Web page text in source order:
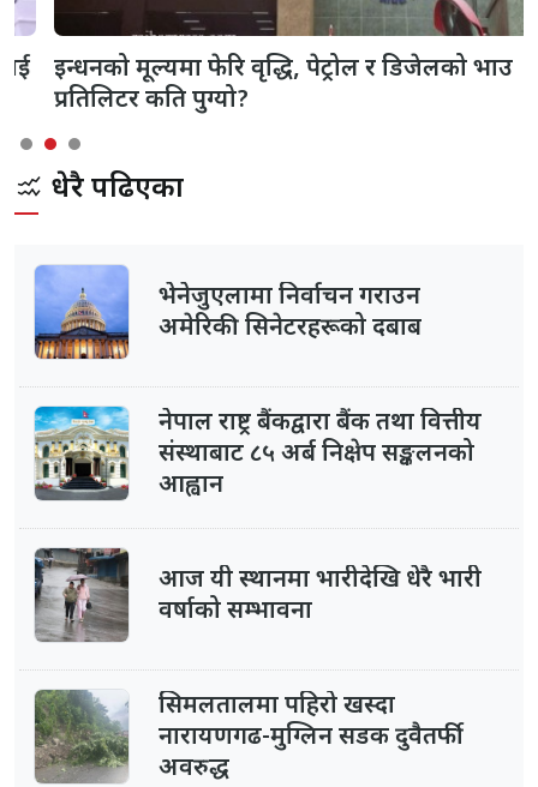
इन्धनको मूल्यमा फेरि वृद्धि, पेट्रोल र डिजेलको भाउ
प्रतिलिटर कति पुग्यो?
धेरै पढिएका
भेनेजुएलामा निर्वाचन गराउन
अमेरिकी सिनेटरहरूको दबाब
नेपाल राष्ट्र बैंकद्वारा बैंक तथा वित्तीय
संस्थाबाट ८५ अर्ब निक्षेप सङ्कलनको
आह्वान
आज यी स्थानमा भारीदेखि धेरै भारी
वर्षाको सम्भावना
सिमलतालमा पहिरो खस्दा
नारायणगढ-मुग्लिन सडक दुवैतर्फी
अवरुद्ध